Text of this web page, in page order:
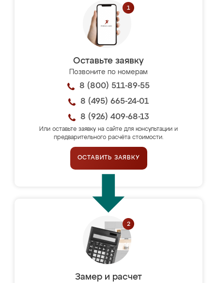
Оставьте заявку
Позвоните по номерам
8 (800) 511-89-55
8 (495) 665-24-01
8 (926) 409-68-13
Или оставьте заявку на сайте для консультации и
предварительного расчёта стоимости.
ОСТАВИТЬ ЗАЯВКУ
Замер и расчет